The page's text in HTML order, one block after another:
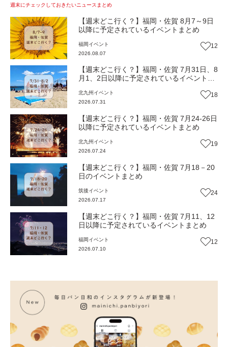
週末にチェックしておきたいニュースまとめ
【週末どこ行く？】福岡・佐賀 8月7～9日
以降に予定されているイベントまとめ
福岡 イベント
2026.08.07
12
【週末どこ行く？】福岡・佐賀 7月31日、8
月1、2日以降に予定されているイベントま
北九州 イベント
2026.07.31
18
【週末どこ行く？】福岡・佐賀 7月24-26日
以降に予定されているイベントまとめ
北九州 イベント
2026.07.24
19
【週末どこ行く？】福岡・佐賀 7月18－20
日のイベントまとめ
筑後イベント
2026.07.17
24
【週末どこ行く？】福岡・佐賀 7月11、12
日以降に予定されているイベントまとめ
福岡 イベント
2026.07.10
12